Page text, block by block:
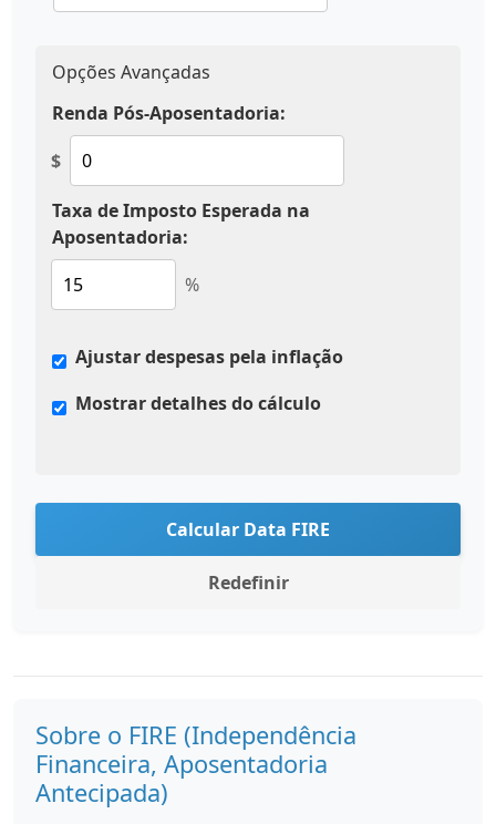
Opções Avançadas
Renda Pós-Aposentadoria:
$
Taxa de Imposto Esperada na
Aposentadoria:
%
Ajustar despesas pela inflação
Mostrar detalhes do cálculo
Calcular Data FIRE
Redefinir
Sobre o FIRE (Independência
Financeira, Aposentadoria
Antecipada)